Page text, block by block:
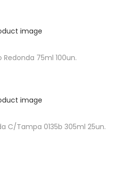
Redonda 75ml 100un.
C/Tampa 0135b 305ml 25un.